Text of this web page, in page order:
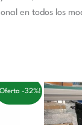
en todos los
-32%!